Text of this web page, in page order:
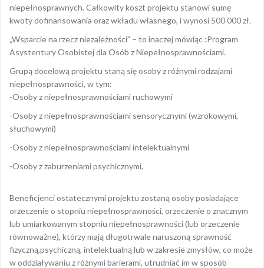
niepełnosprawnych. Całkowity koszt projektu stanowi sumę
kwoty dofinansowania oraz wkładu własnego, i wynosi 500 000 zł.
„Wsparcie na rzecz niezależności” – to inaczej mówiąc :Program
Asystentury Osobistej dla Osób z Niepełnosprawnościami.
Grupą docelową projektu staną się osoby z różnymi rodzajami
niepełnosprawności, w tym:
-Osoby z niepełnosprawnościami ruchowymi
-Osoby z niepełnosprawnościami sensorycznymi (wzrokowymi,
słuchowymi)
-Osoby z niepełnosprawnościami intelektualnymi
-Osoby z zaburzeniami psychicznymi,
Beneficjenci ostatecznymi projektu zostaną osoby posiadające
orzeczenie o stopniu niepełnosprawności, orzeczenie o znacznym
lub umiarkowanym stopniu niepełnosprawności (lub orzeczenie
równoważne), którzy mają długotrwale naruszoną sprawność
fizyczną,psychiczną, intelektualną lub w zakresie zmysłów, co może
w oddziaływaniu z różnymi barierami, utrudniać im w sposób